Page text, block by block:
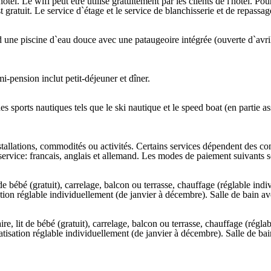
Le service d`étage et le service de blanchisserie et de
piscine d`eau douce avec une pataugeoire intégrée (ouverte
pension inclut petit-déjeuner et dîner.
nautiques tels que le ski nautique et le speed boat (en partie
commodités ou activités. Certains services dépendent des
francais, anglais et allemand. Les modes de paiement suivants
bébé (gratuit), carrelage, balcon ou terrasse, chauffage (réglable
réglable individuellement (de janvier à décembre). Salle de bain
lit de bébé (gratuit), carrelage, balcon ou terrasse, chauffage
réglable individuellement (de janvier à décembre). Salle de